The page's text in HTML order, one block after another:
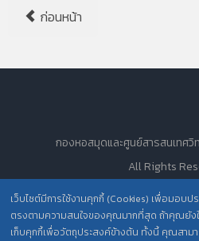
ก่อนหน้า
เว็บไซต์มีการใช้งานคุกกี้ (Cookies) เพื่อมอ
ตรงตามความสนใจของคุณมากที่สุด ถ้าคุณยังใ
เก็บคุกกี้เพื่อวัตถุประสงค์ข้างต้น ทั้งนี้ คุณสามา
กองหอสมุดและศูนย์สารสนเทศวิ
All Rights
นโยบายการคุ้มครองข้อ